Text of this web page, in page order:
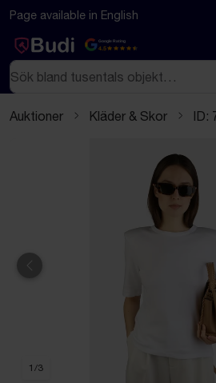
Hoppa till innehåll
Textbaserad (markdown) version av
Page available in English
Google Rating
4.5
Sök
Auktioner Kläder & Skor ID:
Föregående
1 /3